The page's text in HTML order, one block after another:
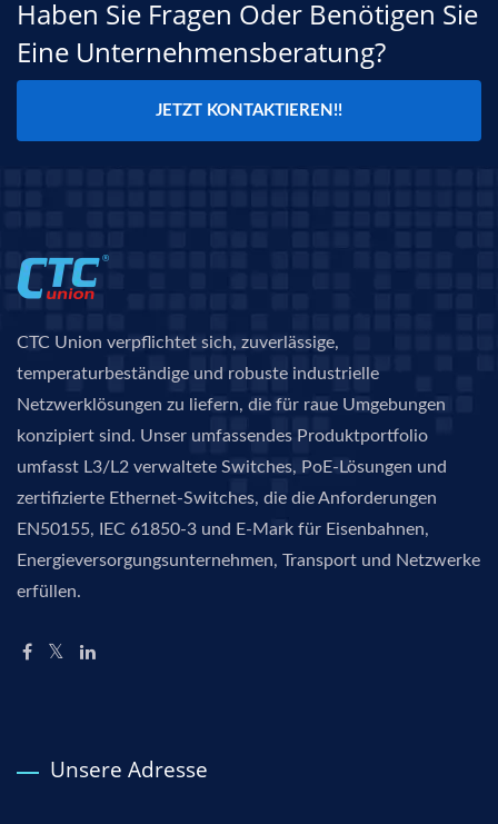
Haben Sie Fragen Oder Benötigen Sie
Eine Unternehmensberatung?
JETZT KONTAKTIEREN!!
CTC Union verpflichtet sich, zuverlässige,
temperaturbeständige und robuste industrielle
Netzwerklösungen zu liefern, die für raue Umgebungen
konzipiert sind. Unser umfassendes Produktportfolio
umfasst L3/L2 verwaltete Switches, PoE-Lösungen und
zertifizierte Ethernet-Switches, die die Anforderungen
EN50155, IEC 61850-3 und E-Mark für Eisenbahnen,
Energieversorgungsunternehmen, Transport und Netzwerke
erfüllen.
Unsere Adresse